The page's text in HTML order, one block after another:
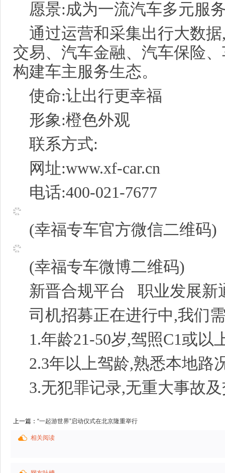
愿景:成为一流汽车多元服
通过运营和采集出行大数
交易、汽车金融、汽车保险
构建车主服务生态。
使命:让出行更幸福
形象:橙色外观
联系方式:
网址:www.xf-car.cn
电话:400-021-7677
(幸福专车官方微信二维码)
(幸福专车微博二维码)
新晋合规平台 职业发展新
司机招募正在进行中,我们
1.年龄21-50岁,驾照C1或以
2.3年以上驾龄,熟悉本地路
3.无犯罪记录,无重大事故
上一篇： “一起游世界”启动仪式在北京隆重举行
相关阅读